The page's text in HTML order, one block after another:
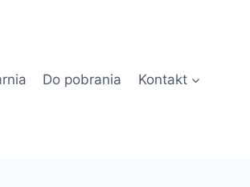
Do pobrania Kontakt